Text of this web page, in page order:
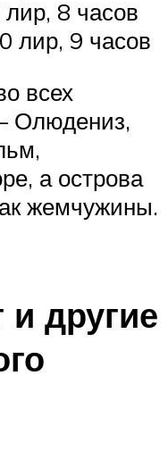
8 часов
лир, 9 часов
всех
Олюдениз,
а острова
жемчужины.
и другие